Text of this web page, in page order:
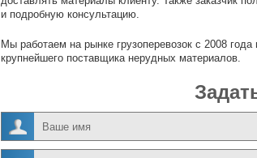
и подробную консультацию.
Мы работаем на рынке грузоперевозок с 2008
крупнейшего поставщика нерудных материалов.